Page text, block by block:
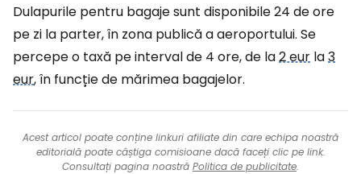
Dulapurile pentru bagaje sunt disponibile 24 de ore
pe zi la parter, în zona publică a aeroportului. Se
percepe o taxă pe interval de 4 ore, de la2 eur la3
eur, în funcție de mărimea bagajelor.
Acest articol poate conține linkuri afiliate din care echipa noastră
editorială poate câștiga comisioane dacă faceți clic pe link.
Consultați pagina noastră Politica de publicitate.